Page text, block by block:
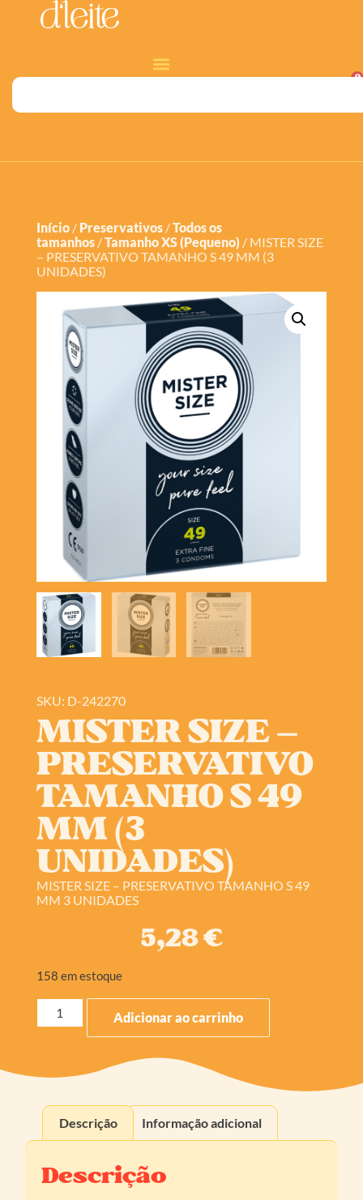
0
Início/ Preservativos/Todos os
tamanhos/Tamanho XS (Pequeno) / MISTER SIZE
– PRESERVATIVO TAMANHO S 49 MM (3
UNIDADES)
SKU: D-242270
MISTER SIZE –
PRESERVATIVO
TAMANHO S 49
MM (3
UNIDADES)
MISTER SIZE – PRESERVATIVO TAMANHO S 49
MM 3 UNIDADES
5,28€
158 em estoque
Adicionar ao carrinho
Descrição Informação adicional
Descrição